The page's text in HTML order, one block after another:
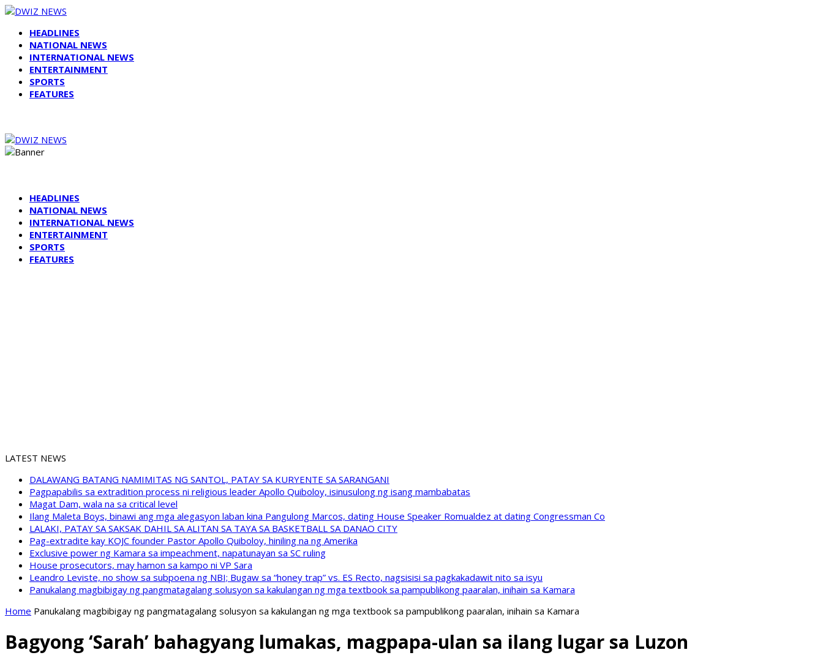
HEADLINES
NATIONAL NEWS
INTERNATIONAL NEWS
ENTERTAINMENT
SPORTS
FEATURES
HEADLINES
NATIONAL NEWS
INTERNATIONAL NEWS
ENTERTAINMENT
SPORTS
FEATURES
LATEST NEWS
DALAWANG BATANG NAMIMITAS NG SANTOL, PATAY SA KURYENTE SA SARANGANI
Pagpapabilis sa extradition process ni religious leader Apollo Quiboloy, isinusulong ng isang mambabatas
Magat Dam, wala na sa critical level
Ilang Maleta Boys, binawi ang mga alegasyon laban kina Pangulong Marcos, dating House Speaker Romualdez at dating Congressman Co
LALAKI, PATAY SA SAKSAK DAHIL SA ALITAN SA TAYA SA BASKETBALL SA DANAO CITY
Pag-extradite kay KOJC founder Pastor Apollo Quiboloy, hiniling na ng Amerika
Exclusive power ng Kamara sa impeachment, napatunayan sa SC ruling
House prosecutors, may hamon sa kampo ni VP Sara
Leandro Leviste, no show sa subpoena ng NBI; Bugaw sa “honey trap” vs. ES Recto, nagsisisi sa pagkakadawit nito sa isyu
Panukalang magbibigay ng pangmatagalang solusyon sa kakulangan ng mga textbook sa pampublikong paaralan, inihain sa Kamara
Home Panukalang magbibigay ng pangmatagalang solusyon sa kakulangan ng mga textbook sa pampublikong paaralan, inihain sa Kamara
Bagyong ‘Sarah’ bahagyang lumakas, magpapa-ulan sa ilang lugar sa Luzon